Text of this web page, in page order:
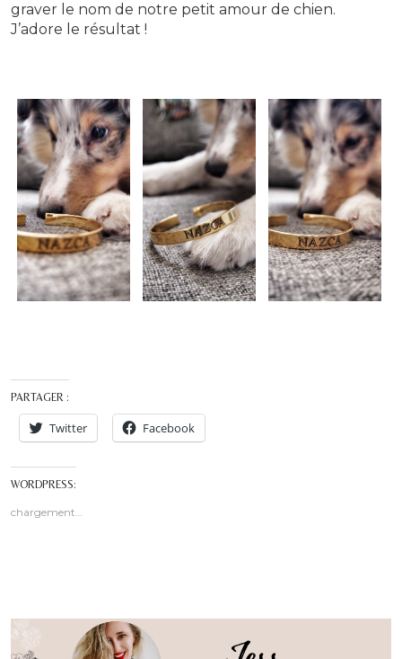
graver le nom de notre petit amour de chien.
J’adore le résultat !
PARTAGER :
Twitter Facebook
WORDPRESS:
chargement…